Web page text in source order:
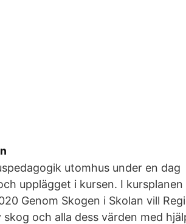
utomhus under en dag
upplägget i kursen. I
Genom Skogen i Skolan vill
och alla dess värden med